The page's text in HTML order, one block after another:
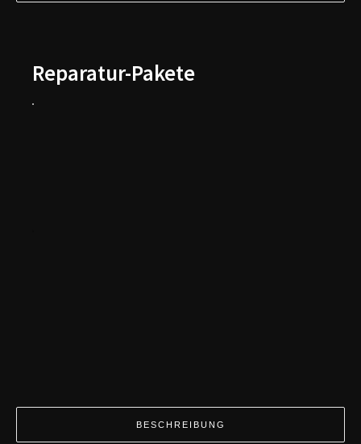
Reparatur-Pakete
BESCHREIBUNG